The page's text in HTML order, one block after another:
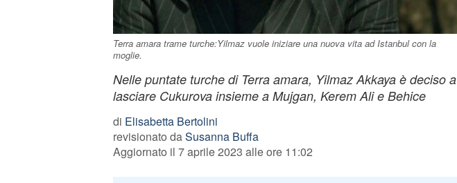
Terra amara trame turche:Yilmaz vuole iniziare una nuova vita ad Istanbul con la
moglie.
Nelle puntate turche di Terra amara, Yilmaz Akkaya è deciso a
lasciare Cukurova insieme a Mujgan, Kerem Ali e Behice
di Elisabetta Bertolini
revisionato daSusanna Buffa
Aggiornato il 7 aprile 2023 alle ore 11:02